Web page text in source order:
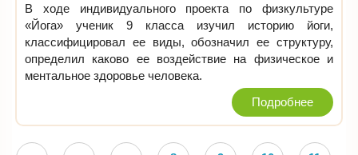
В ходе индивидуального проекта по физкультуре
«Йога» ученик 9 класса изучил историю йоги,
классифицировал ее виды, обозначил ее структуру,
определил каково ее воздействие на физическое и
ментальное здоровье человека.
Подробнее